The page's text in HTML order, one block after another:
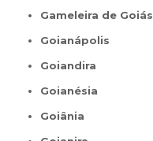
Gameleira de Goiás
Goianápolis
Goiandira
Goianésia
Goiânia